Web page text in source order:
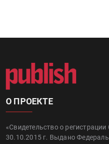
О ПРОЕКТЕ
«Свидетельство о
30.10.2015 г. Выдано